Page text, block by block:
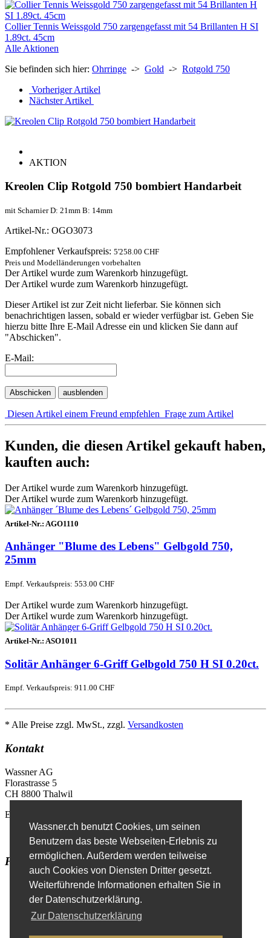
Wassner.ch benutzt Cookies, um seinen
Benutzern das beste Webseiten-Erlebnis zu
ermöglichen. Außerdem werden teilweise
auch Cookies von Diensten Dritter gesetzt.
Weiterführende Informationen erhalten Sie in
der Datenschutzerklärung.
Zur Datenschutzerklärung
Collier Tennis Weissgold 750 zargengefasst mit 54 Brillanten H SI
1.89ct. 45cm
Alle Aktionen
Sie befinden sich hier: Ohrringe -> Gold -> Rotgold 750
Vorheriger Artikel
Nächster Artikel
AKTION
Kreolen Clip Rotgold 750 bombiert Handarbeit
mit Scharnier D: 21mm B: 14mm
Artikel-Nr.: OGO3073
Empfohlener Verkaufspreis: 5'258.00 CHF
Preis und Modelländerungen vorbehalten
Der Artikel wurde zum Warenkorb hinzugefügt.
Der Artikel wurde zum Warenkorb hinzugefügt.
Dieser Artikel ist zur Zeit nicht lieferbar. Sie können sich
benachrichtigen lassen, sobald er wieder verfügbar ist. Geben Sie
hierzu bitte Ihre E-Mail Adresse ein und klicken Sie dann auf
"Abschicken".
E-Mail:
Abschicken ausblenden
Diesen Artikel einem Freund empfehlen Frage zum Artikel
Kunden, die diesen Artikel gekauft haben,
kauften auch:
Der Artikel wurde zum Warenkorb hinzugefügt.
Der Artikel wurde zum Warenkorb hinzugefügt.
Artikel-Nr.: AGO1110
Anhänger "Blume des Lebens" Gelbgold 750,
25mm
Empf. Verkaufspreis: 553.00 CHF
Der Artikel wurde zum Warenkorb hinzugefügt.
Der Artikel wurde zum Warenkorb hinzugefügt.
Artikel-Nr.: ASO1011
Solitär Anhänger 6-Griff Gelbgold 750 H SI 0.20ct.
Empf. Verkaufspreis: 911.00 CHF
* Alle Preise zzgl. MwSt., zzgl. Versandkosten
Kontakt
Wassner AG
Florastrasse 5
CH 8800 Thalwil
E-Mail
Kontaktformular
Favoriten
Erweiterte Suche